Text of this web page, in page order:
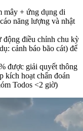
mây + ứng dụng di
năng lượng và nhật
động điều chỉnh chu kỳ
cảnh báo bão cát) để
được giải quyết thông
kích hoạt chẩn đoán
Todos <2 giờ)